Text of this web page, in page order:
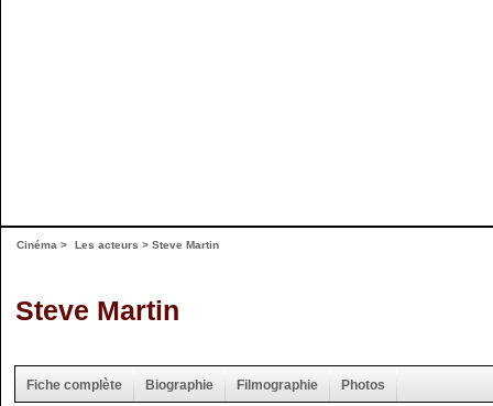
Cinéma > Les acteurs > Steve Martin
Steve Martin
Fiche complète Biographie Filmographie Photos